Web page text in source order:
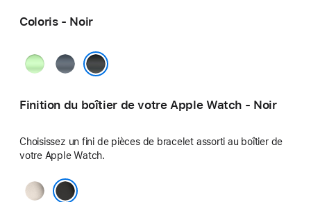
Coloris - Noir
Vert
Bleu
maritime
Finition du boîtier de votre Apple Watch - Noir
Choisissez un fini de pièces de bracelet assorti au boîtier de
votre Apple Watch.
Naturel